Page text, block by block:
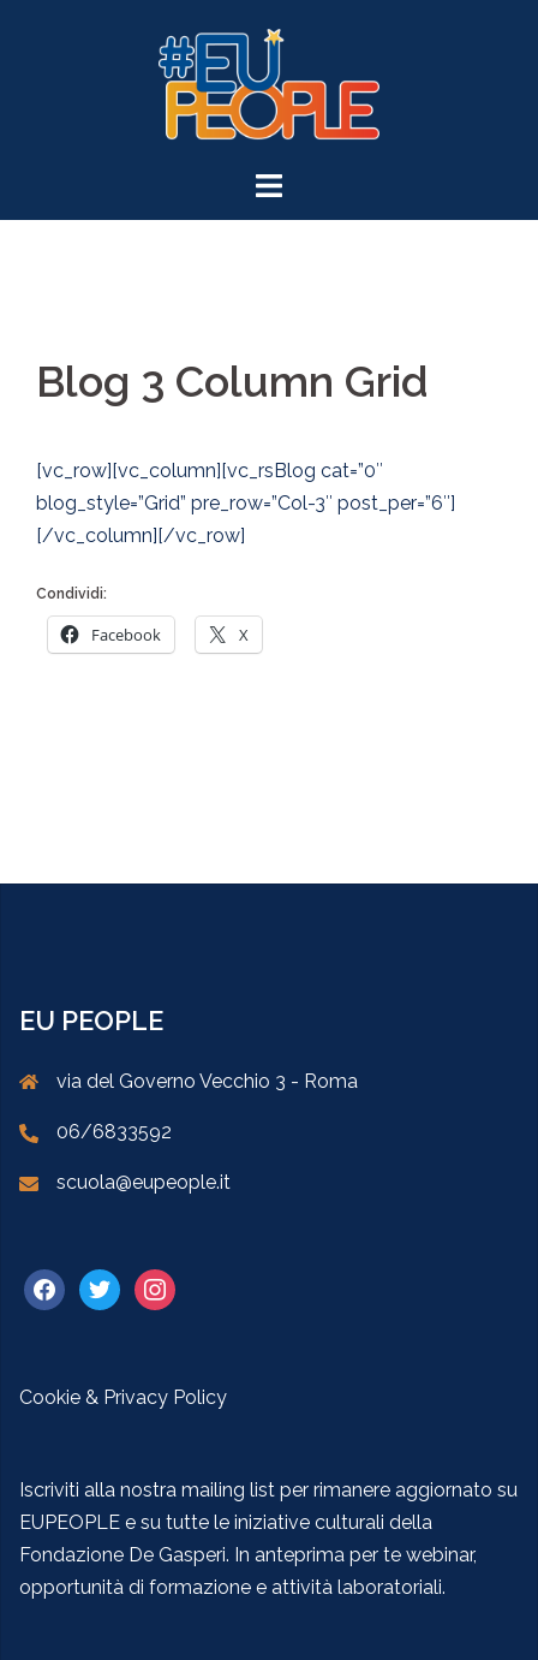
Blog 3 Column Grid
[vc_row][vc_column][vc_rsBlog cat=”0″
blog_style=”Grid” pre_row=”Col-3″ post_per=”6″]
[/vc_column][/vc_row]
Condividi:
Facebook X
EU PEOPLE
via del Governo Vecchio 3 - Roma
06/6833592
scuola@eupeople.it
Cookie & Privacy Policy
Iscriviti alla nostra mailing list per rimanere aggiornato su
EUPEOPLE e su tutte le iniziative culturali della
Fondazione De Gasperi. In anteprima per te webinar,
opportunità di formazione e attività laboratoriali.